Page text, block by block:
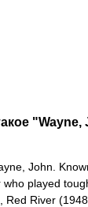
"Wayne,
John.
played
Red River